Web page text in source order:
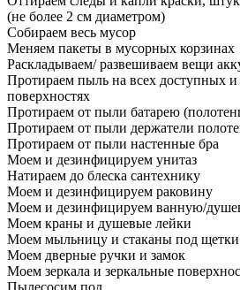
(не более 2 см диаметром)
Собираем весь мусор
Меняем пакеты в мусорных корзинах
Раскладываем/ развешиваем вещи
Протираем пыль на всех доступных
поверхностях
Протираем от пыли батарею
Протираем от пыли держатели
Протираем от пыли настенные бра
Моем и дезинфицируем унитаз
Натираем до блеска сантехнику
Моем и дезинфицируем раковину
Моем и дезинфицируем ванную/
Моем краны и душевые лейки
Моем мыльницу и стаканы под щетки
Моем дверные ручки и замок
Моем зеркала и зеркальные
Пылесосим пол